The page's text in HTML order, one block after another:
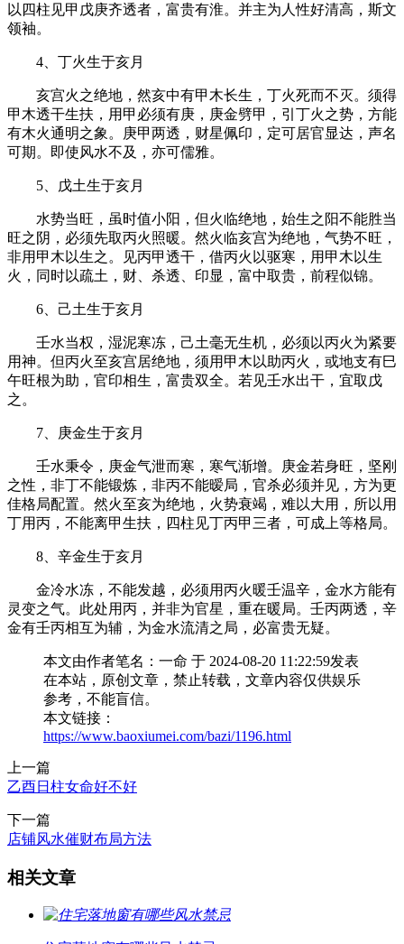
以四柱见甲戊庚齐透者，富贵有淮。并主为人性好清高，斯文
领袖。
4、丁火生于亥月
亥宫火之绝地，然亥中有甲木长生，丁火死而不灭。须得
甲木透干生扶，用甲必须有庚，庚金劈甲，引丁火之势，方能
有木火通明之象。庚甲两透，财星佩印，定可居官显达，声名
可期。即使风水不及，亦可儒雅。
5、戊土生于亥月
水势当旺，虽时值小阳，但火临绝地，始生之阳不能胜当
旺之阴，必须先取丙火照暖。然火临亥宫为绝地，气势不旺，
非用甲木以生之。见丙甲透干，借丙火以驱寒，用甲木以生
火，同时以疏土，财、杀透、印显，富中取贵，前程似锦。
6、己土生于亥月
壬水当权，湿泥寒冻，己土毫无生机，必须以丙火为紧要
用神。但丙火至亥宫居绝地，须用甲木以助丙火，或地支有巳
午旺根为助，官印相生，富贵双全。若见壬水出干，宜取戊
之。
7、庚金生于亥月
壬水秉令，庚金气泄而寒，寒气渐增。庚金若身旺，坚刚
之性，非丁不能锻炼，非丙不能暧局，官杀必须并见，方为更
佳格局配置。然火至亥为绝地，火势衰竭，难以大用，所以用
丁用丙，不能离甲生扶，四柱见丁丙甲三者，可成上等格局。
8、辛金生于亥月
金冷水冻，不能发越，必须用丙火暖壬温辛，金水方能有
灵变之气。此处用丙，并非为官星，重在暖局。壬丙两透，辛
金有壬丙相互为辅，为金水流清之局，必富贵无疑。
本文由作者笔名：一命 于 2024-08-20 11:22:59发表
在本站，原创文章，禁止转载，文章内容仅供娱乐
参考，不能盲信。
本文链接：
https://www.baoxiumei.com/bazi/1196.html
上一篇
乙酉日柱女命好不好
下一篇
店铺风水催财布局方法
相关文章